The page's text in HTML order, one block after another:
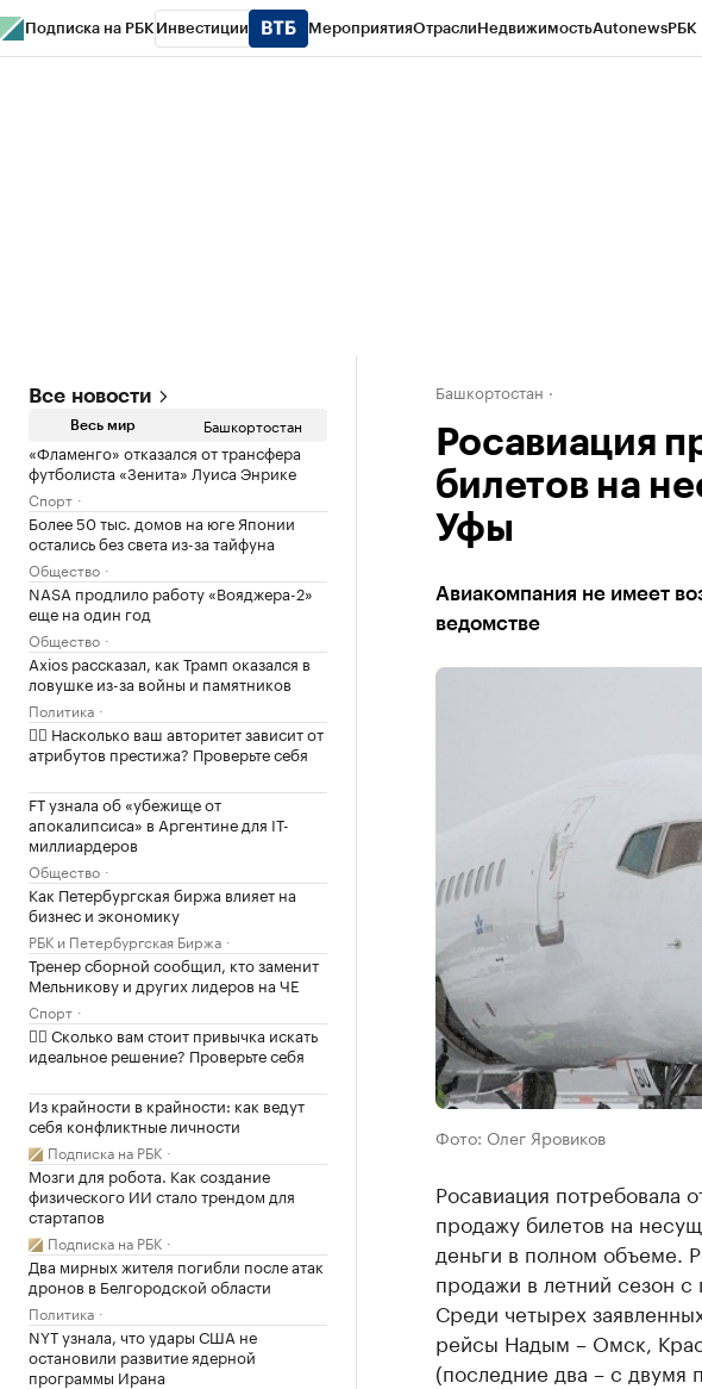
Подписка на РБК Инвестиции МероприятияОтраслиНедвижимостьAutonewsРБК
Все новости
Весь мир Башкортостан
«Фламенго» отказался от трансфера
футболиста «Зенита» Луиса Энрике
Спорт
Более 50 тыс. домов на юге Японии
остались без света из-за тайфуна
Общество
NASA продлило работу «Вояджера-2»
еще на один год
Общество
Axios рассказал, как Трамп оказался в
ловушке из-за войны и памятников
Политика
✍🏻 Насколько ваш авторитет зависит от
атрибутов престижа? Проверьте себя
FT узнала об «убежище от
апокалипсиса» в Аргентине для IT-
миллиардеров
Общество
Как Петербургская биржа влияет на
бизнес и экономику
РБК и Петербургская Биржа
Тренер сборной сообщил, кто заменит
Мельникову и других лидеров на ЧЕ
Спорт
✍🏻 Сколько вам стоит привычка искать
идеальное решение? Проверьте себя
Из крайности в крайности: как ведут
себя конфликтные личности
Подписка на РБК
Мозги для робота. Как создание
физического ИИ стало трендом для
стартапов
Подписка на РБК
Два мирных жителя погибли после атак
дронов в Белгородской области
Политика
NYT узнала, что удары США не
остановили развитие ядерной
программы Ирана
Башкортостан
Росавиация
билетов на
Уфы
Авиакомпания не имеет
ведомстве
Фото: Олег Яровиков
Росавиация потребовала
продажу билетов на
деньги в полном объеме.
продажи в летний сезон с
Среди четырех
рейсы Надым – Омск,
(последние два – с двумя